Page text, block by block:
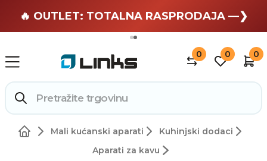
🏄 Zaslužuješ odmor —❯
🔥 OUTLET: TOTALNA RASPRODAJA —❯
0 0 0
Mali kućanski aparati
Kuhinjski dodaci
Aparati za kavu